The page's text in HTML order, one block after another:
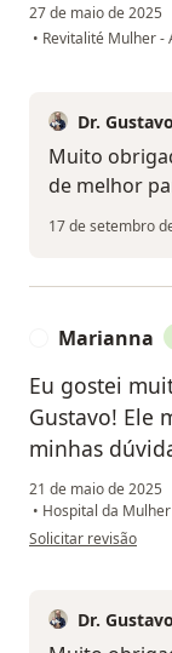
27 de maio de 2025
• Revitalité Mulher -
Dr.
Muito
de melhor
17 de setembro
Marianna
Eu gostei
Gustavo! Ele
minhas
21 de maio de 2025
• Hospital da Mulher
na opinião do
Solicitar revisão
Dr.